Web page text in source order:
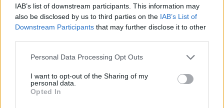
IAB’s list of downstream participants. This information may
also be disclosed by us to third parties on the IAB’s List of
Downstream Participants that may further disclose it to other
Personal Data Processing Opt Outs
I want to opt-out of the Sharing of my
personal data.
Opted In
ΣΧΕΤΙΚΑ ΑΡΘΡΑ